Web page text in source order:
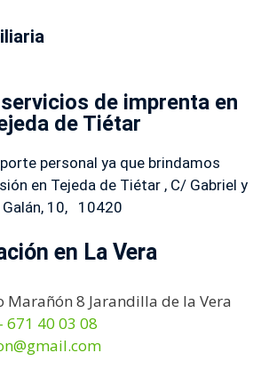
de imprenta en
de Tiétar
personal ya que brindamos
en Tejeda de Tiétar , C/ Gabriel y
Galán, 10, 10420
en La Vera
Marañón 8 Jarandilla de la Vera
671 40 03 08